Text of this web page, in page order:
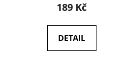
189 Kč
DETAIL